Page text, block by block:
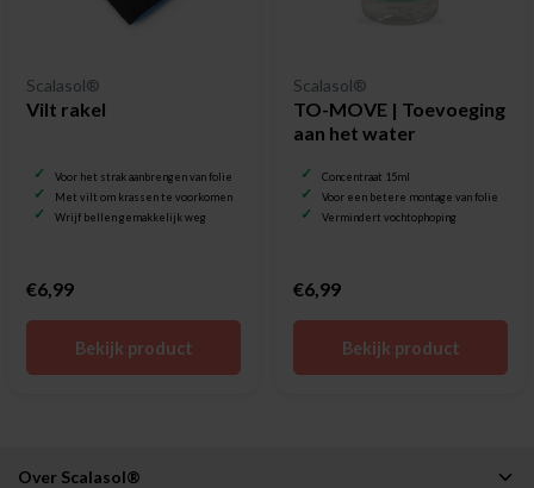
Scalasol®
Vilt rakel
Voor het strak aanbrengen van folie
Met vilt om krassen te voorkomen
Wrijf bellen gemakkelijk weg
€6,99
Bekijk product
Scalasol®
TO-MOVE | Toevoeging
aan het water
Concentraat 15ml
Voor een betere montage van folie
Vermindert vochtophoping
€6,99
Bekijk product
Over Scalasol®